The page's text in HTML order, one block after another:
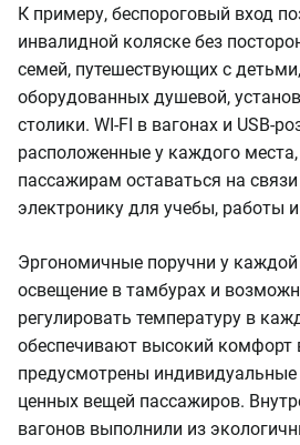
К примеру, беспороговый вход
инвалидной коляске без
семей, путешествующих с
оборудованных душевой,
столики. WI-FI в вагонах и USB-
расположенные у каждого
пассажирам оставаться на
электронику для учебы, работы и
Эргономичные поручни у каждой
освещение в тамбурах и
регулировать температуру в
обеспечивают высокий комфорт
предусмотрены
ценных вещей пассажиров.
вагонов выполнили из